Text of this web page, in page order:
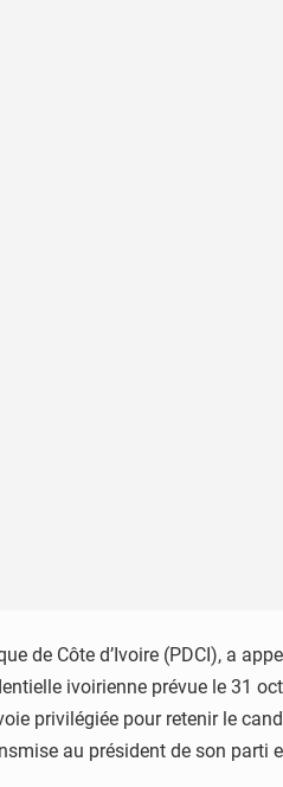
de Côte d’Ivoire (PDCI), a
ivoirienne prévue le 31
privilégiée pour retenir le
au président de son parti